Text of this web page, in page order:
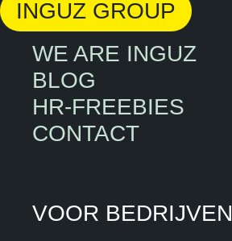
INGUZ GROUP
WE ARE INGUZ
BLOG
HR-FREEBIES
CONTACT
VOOR BEDRIJVEN